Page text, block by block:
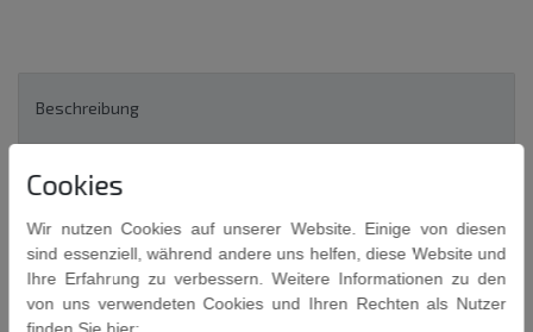
Beschreibung
Weitere Details
EU-Verantwortlicher
Nudel Skimmer rund Ø 13,5 cm
Cookies
Wir nutzen Cookies auf unserer Website. Einige von diesen
sind essenziell, während andere uns helfen, diese Website und
Ihre Erfahrung zu verbessern. Weitere Informationen zu den
von uns verwendeten Cookies und Ihren Rechten als Nutzer